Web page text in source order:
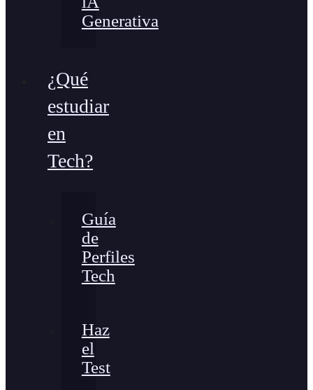
Generativa
¿Qué
estudiar
en
Tech?
Guía
de
Perfiles
Tech
Haz
el
Test